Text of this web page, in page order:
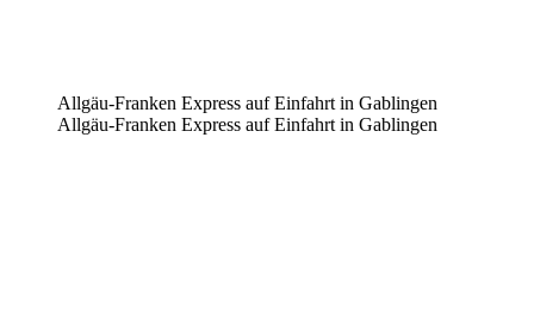
Allgäu-Franken Express auf Einfahrt in Gablingen
Allgäu-Franken Express auf Einfahrt in Gablingen